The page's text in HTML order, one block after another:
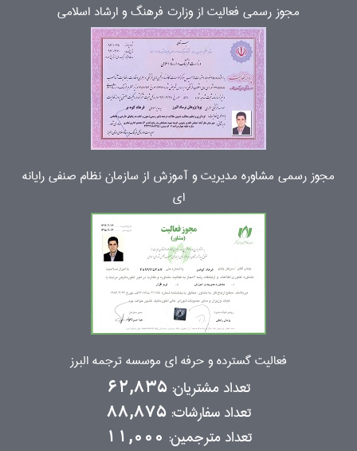
مجوز رسمی فعالیت از وزارت فرهنگ و ارشاد اسلامی
مجوز رسمی مشاوره مدیریت و آموزش از سازمان نظام صنفی رایانه
ای
فعالیت گسترده و حرفه ای موسسه ترجمه البرز
تعداد مشتریان: 62,835
تعداد سفارشات:88,875
تعداد مترجمین: 11,000